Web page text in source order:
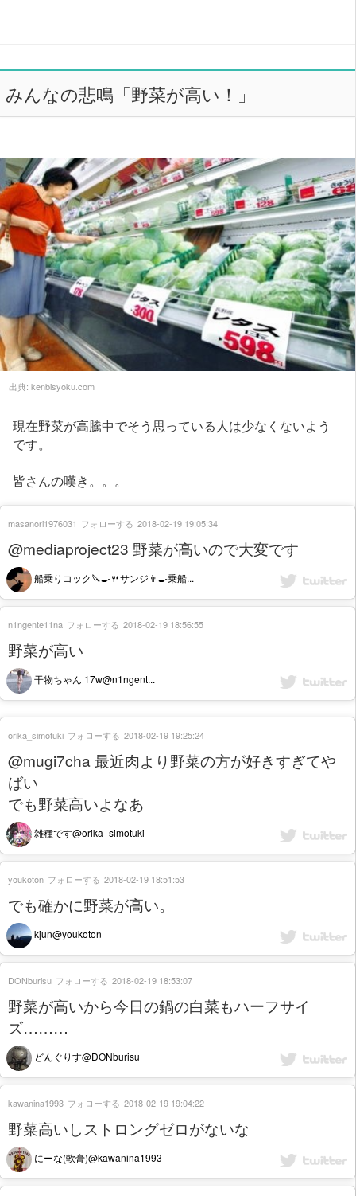
みんなの悲鳴「野菜が高い！」
出典: kenbisyoku.com
現在野菜が高騰中でそう思っている人は少なくないよう
です。
皆さんの嘆き。。。
@mediaproject23 野菜が高いので大変です
船乗りコック🔪🍳🍴サンジ👨‍🍳乗船...
masanori1976031 フォローする 2018-02-19 19:05:34
野菜が高い
干物ちゃん 17w@n1ngent...
n1ngente11na フォローする 2018-02-19 18:56:55
@mugi7cha 最近肉より野菜の方が好きすぎてや
ばい
でも野菜高いよなあ
雑種です@orika_simotuki
orika_simotuki フォローする 2018-02-19 19:25:24
でも確かに野菜が高い。
kjun@youkoton
youkoton フォローする 2018-02-19 18:51:53
野菜が高いから今日の鍋の白菜もハーフサイ
ズ………
どんぐりす@DONburisu
DONburisu フォローする 2018-02-19 18:53:07
野菜高いしストロングゼロがないな
にーな(軟膏)@kawanina1993
kawanina1993 フォローする 2018-02-19 19:04:22